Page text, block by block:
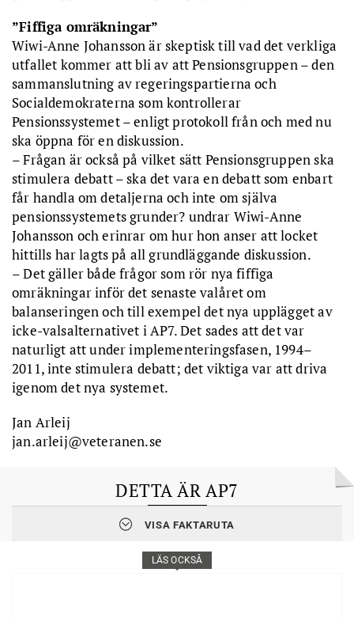
”Fiffiga omräkningar”
Wiwi-Anne Johansson är skeptisk till vad det verkliga
utfallet kommer att bli av att Pensionsgruppen – den
sammanslutning av regeringspartierna och
Socialdemokraterna som kontrollerar
Pensionssystemet – enligt protokoll från och med nu
ska öppna för en diskussion.
– Frågan är också på vilket sätt Pensionsgruppen ska
stimulera debatt – ska det vara en debatt som enbart
får handla om detaljerna och inte om själva
pensionssystemets grunder? undrar Wiwi-Anne
Johansson och erinrar om hur hon anser att locket
hittills har lagts på all grundläggande diskussion.
– Det gäller både frågor som rör nya fiffiga
omräkningar inför det senaste valåret om
balanseringen och till exempel det nya upplägget av
icke-valsalternativet i AP7. Det sades att det var
naturligt att under implementeringsfasen, 1994–
2011, inte stimulera debatt; det viktiga var att driva
igenom det nya systemet.
Jan Arleij
jan.arleij@veteranen.se
DETTA ÄR AP7
premiepensionssystemet.
AP7 Såfa är det enda förvalda alternativet i
premiepensionssystemet. Här förvaltas pengarna för dem som
VISA FAKTARUTA
LÄS OCKSÅ